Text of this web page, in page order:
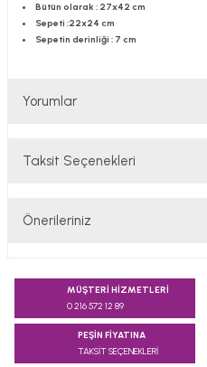
Bütün olarak : 27x42 cm
Sepeti :22x24 cm
Sepetin derinliği : 7 cm
Yorumlar
Taksit Seçenekleri
Önerileriniz
konularda yetersiz gördüğünüz
kullanarak tarafımıza
Ürün resmi kalitesiz, bozuk
MÜŞTERİ HİZMETLERİ
0 216 572 12 89
PEŞİN FİYATINA
TAKSİT SEÇENEKLERİ